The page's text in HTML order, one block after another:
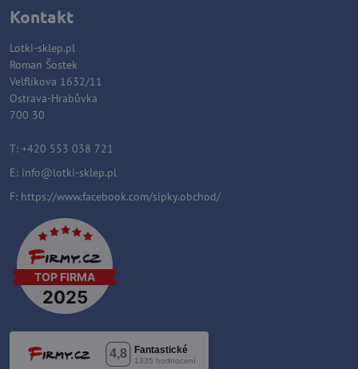
Kontakt
Lotki-sklep.pl
Roman Šostek
Velflíkova 1632/11
Ostrava-Hrabůvka
700 30
T: +420 553 038 721
E: info@lotki-sklep.pl
F: https://www.facebook.com/sipky.obchod/